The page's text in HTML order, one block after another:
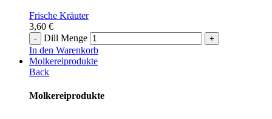
Frische Kräuter
3,60 €
Dill Menge
In den Warenkorb
Molkereiprodukte
Back
Molkereiprodukte